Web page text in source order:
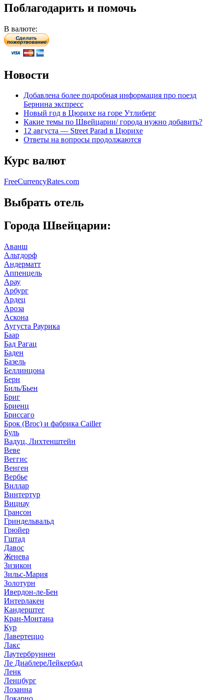
Поблагодарить и помочь
В валюте:
Новости
Добавлена более подробная информация про поезд
Бернина экспресс
Новый год в Цюрихе на горе Утлиберг
Какие темы по Швейцарии/ города нужно добавить?
12 августа — Street Parad в Цюрихе
Ответы на вопросы продолжаются
Курс валют
FreeCurrencyRates.com
Выбрать отель
Города Швейцарии:
Аванш
Альтдорф
Андерматт
Аппенцель
Арау
Арбург
Ардец
Ароза
Аскона
Аугуста Раурика
Баар
Бад Рагац
Баден
Базель
Беллинцона
Берн
Биль/Бьен
Бриг
Бриенц
Бриссаго
Брок (Broc) и фабрика Cailler
Буль
Вадуц, Лихтенштейн
Веве
Веггис
Венген
Вербье
Виллар
Винтертур
Вицнау
Грансон
Гриндельвальд
Грюйер
Гштад
Давос
Женева
Зизикон
Зильс-Мария
Золотурн
Ивердон-ле-Бен
Интерлакен
Кандерштег
Кран-Монтана
Кур
Лавертеццо
Лакс
Лаутербруннен
Ле ДиаблереЛейкербад
Ленк
Ленцбург
Лозанна
Локарно